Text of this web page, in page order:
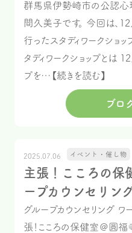
群馬県伊勢崎市の公認心
間久美子です。 今回は、
行ったスタディワークショ
タディワークショップとは
プを…【続きを読む】
ブロ
2025.07.06 イベント・催し物
主張！こころの保
ープカウンセリン
グループカウンセリング ワ
張！こころの保健室＠圓